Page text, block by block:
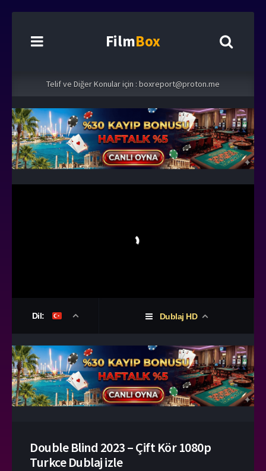
FilmBox
Telif ve Diğer Konular için : boxreport@proton.me
Dil: Dublaj HD
Double Blind 2023 – Çift Kör 1080p
Turkce Dublaj izle